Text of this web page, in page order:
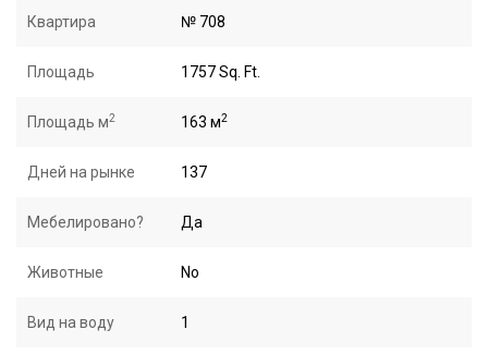
Квартира № 708
Площадь 1757 Sq. Ft.
Площадь м2 163 м2
Дней на рынке 137
Мебелировано? Да
Животные No
Вид на воду 1